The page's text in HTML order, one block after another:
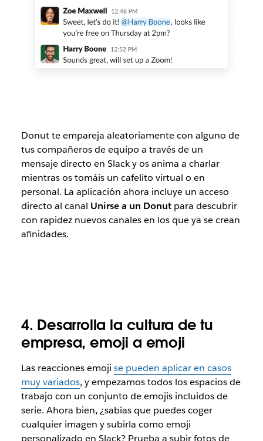
Donut te empareja aleatoriamente con alguno de
tus compañeros de equipo a través de un
mensaje directo en Slack y os anima a charlar
mientras os tomáis un cafelito virtual o en
personal. La aplicación ahora incluye un acceso
directo al canal Unirse a un Donutpara descubrir
con rapidez nuevos canales en los que ya se crean
afinidades.
4. Desarrolla la cultura de tu
empresa, emoji a emoji
Las reacciones emoji se pueden aplicar en casos
muy variados, y empezamos todos los espacios de
trabajo con un conjunto de emojis incluidos de
serie. Ahora bien, ¿sabías que puedes coger
cualquier imagen y subirla como emoji
personalizado en Slack? Prueba a subir fotos de